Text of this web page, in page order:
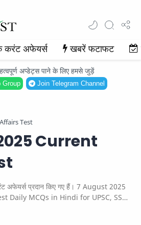
करंट अफेयर्स खबरें फटाफट
अप्डेट्स पाने के लिए हमसे जुड़ें
Join Telegram Channel
Test
Current
अफेयर्स प्रदान किए गए हैं। 7 August 2025
Daily MCQs in Hindi for UPSC, SSC,